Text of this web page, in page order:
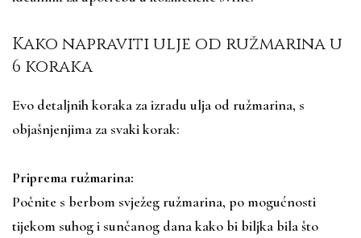
Kako napraviti ulje od ružmarina u
6 koraka
Evo detaljnih koraka za izradu ulja od ružmarina, s
objašnjenjima za svaki korak:
Priprema ružmarina:
Počnite s berbom svježeg ružmarina, po mogućnosti
tijekom suhog i sunčanog dana kako bi biljka bila što